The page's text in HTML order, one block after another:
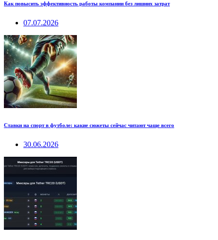
Как повысить эффективность работы компании без лишних затрат
07.07.2026
Ставки на спорт в футболе: какие сюжеты сейчас читают чаще всего
30.06.2026